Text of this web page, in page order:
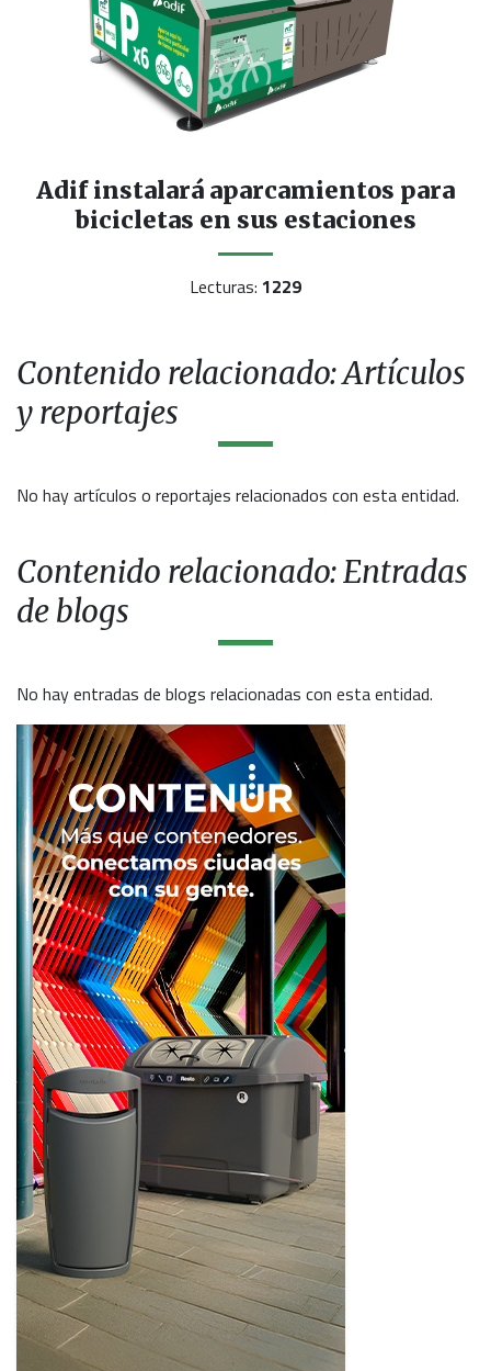
Adif instalará aparcamientos para
bicicletas en sus estaciones
Lecturas: 1229
Contenido relacionado: Artículos
y reportajes
No hay artículos o reportajes relacionados con esta entidad.
Contenido relacionado: Entradas
de blogs
No hay entradas de blogs relacionadas con esta entidad.